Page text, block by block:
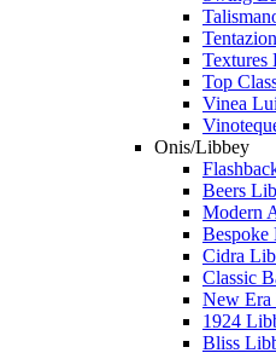
Top
Vinea
Onis/Libbey
Beers
Modern
Bespoke
Cidra
Classic
New
1924
Bliss